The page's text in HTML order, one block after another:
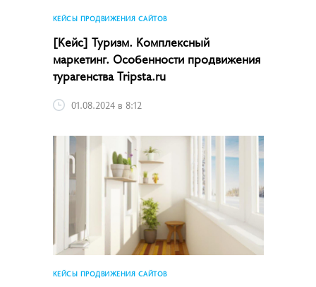
КЕЙСЫ ПРОДВИЖЕНИЯ САЙТОВ
[Кейс] Туризм. Комплексный
маркетинг. Особенности продвижения
турагенства Tripsta.ru
01.08.2024 в 8:12
КЕЙСЫ ПРОДВИЖЕНИЯ САЙТОВ